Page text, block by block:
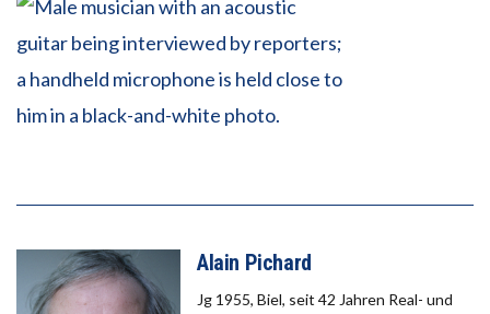
Alain Pichard
Jg 1955, Biel, seit 42 Jahren Real- und